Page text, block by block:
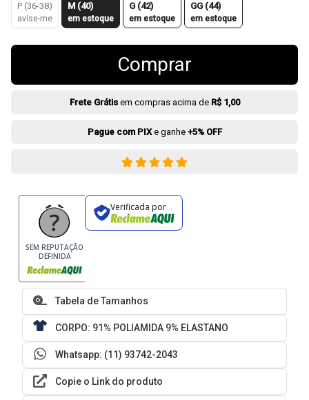
P (36-38)
avise-me
M (40)
em estoque
G (42)
em estoque
GG (44)
em estoque
Comprar
Frete Grátisem compras acima de R$ 1,00
Pague com PIXe ganhe +5% OFF
SEM REPUTAÇÃO
DEFINIDA
Verificada por
Tabela de Tamanhos
CORPO: 91% POLIAMIDA 9% ELASTANO
Whatsapp: (11) 93742-2043
Copie o Link do produto